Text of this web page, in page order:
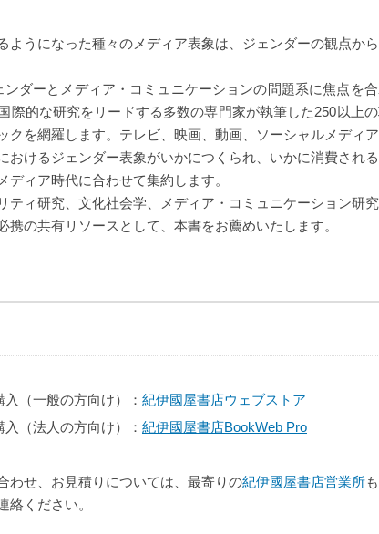
ようになった種々のメディア表象は、ジェンダーの観点か
ダーとメディア・コミュニケーションの問題系に焦点を
際的な研究をリードする多数の専門家が執筆した250以上
クを網羅します。テレビ、映画、動画、ソーシャルメディ
おけるジェンダー表象がいかにつくられ、いかに消費され
ディア時代に合わせて集約します。
ティ研究、文化社会学、メディア・コミュニケーション研
携の共有リソースとして、本書をお薦めいたします。
（一般の方向け）： 紀伊國屋書店ウェブストア
（法人の方向け）： 紀伊國屋書店BookWeb Pro
わせ、お見積りについては、最寄りの紀伊國屋書店営業所
絡ください。